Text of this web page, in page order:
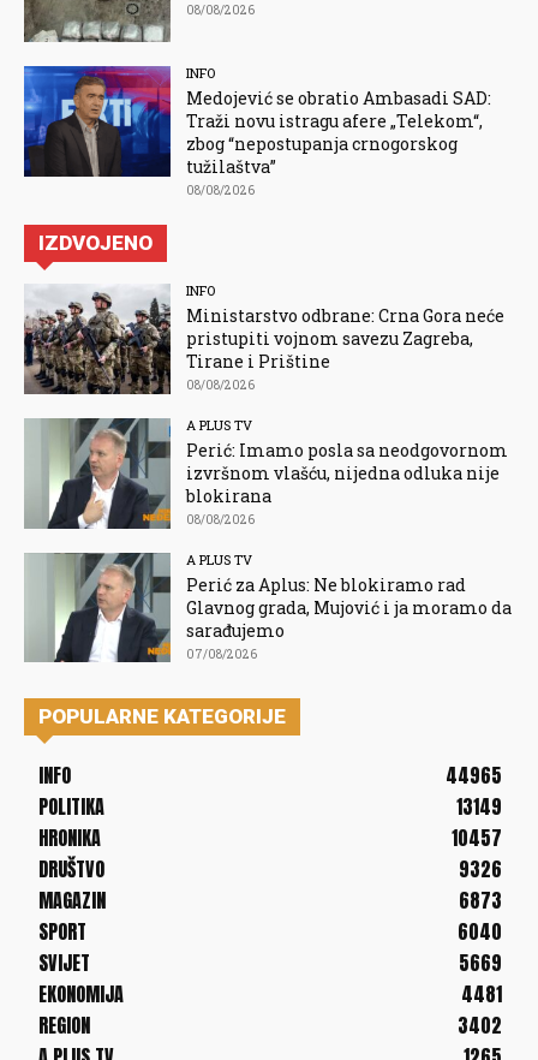
08/08/2026
INFO
Medojević se obratio Ambasadi SAD:
Traži novu istragu afere „Telekom“,
zbog “nepostupanja crnogorskog
tužilaštva”
08/08/2026
IZDVOJENO
INFO
Ministarstvo odbrane: Crna Gora neće
pristupiti vojnom savezu Zagreba,
Tirane i Prištine
08/08/2026
A PLUS TV
Perić: Imamo posla sa neodgovornom
izvršnom vlašću, nijedna odluka nije
blokirana
08/08/2026
A PLUS TV
Perić za Aplus: Ne blokiramo rad
Glavnog grada, Mujović i ja moramo da
sarađujemo
07/08/2026
POPULARNE KATEGORIJE
INFO
44965
POLITIKA
13149
HRONIKA
10457
DRUŠTVO
9326
MAGAZIN
6873
SPORT
6040
SVIJET
5669
EKONOMIJA
4481
REGION
3402